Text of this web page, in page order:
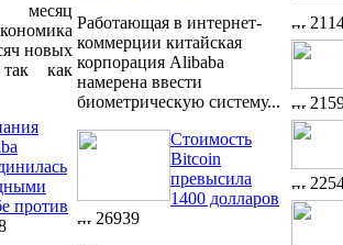
новых
как
против
Работающая в интернет-
коммерции китайская
корпорация Alibaba
намерена ввести
биометрическую систему...
Стоимость
Bitcoin
превысила
1400 долларов
26939